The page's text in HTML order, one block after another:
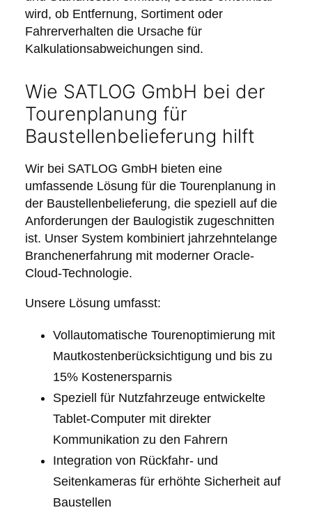
wird, ob Entfernung, Sortiment oder
Fahrerverhalten die Ursache für
Kalkulationsabweichungen sind.
Wie SATLOG GmbH bei der
Tourenplanung für
Baustellenbelieferung hilft
Wir bei SATLOG GmbH bieten eine
umfassende Lösung für die Tourenplanung in
der Baustellenbelieferung, die speziell auf die
Anforderungen der Baulogistik zugeschnitten
ist. Unser System kombiniert jahrzehntelange
Branchenerfahrung mit moderner Oracle-
Cloud-Technologie.
Unsere Lösung umfasst:
Vollautomatische Tourenoptimierung mit
Mautkostenberücksichtigung und bis zu
15% Kostenersparnis
Speziell für Nutzfahrzeuge entwickelte
Tablet-Computer mit direkter
Kommunikation zu den Fahrern
Integration von Rückfahr- und
Seitenkameras für erhöhte Sicherheit auf
Baustellen